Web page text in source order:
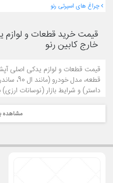
چراغ های اسپرتی رنو
قیمت خرید قطعات و
خارج کابین رنو
قیمت قطعات و لوازم یدکی اصلی
قطعه، مدل
داستر) و شرایط بازار (نوسانات
بغل هستند که برای محافظت و
قیمت‌های برخی از این آپشن‌ها بر
مراجعه کنید یا با پشتیبانی تماس
نمونه قیمت‌های آپشن‌های
مشاهده